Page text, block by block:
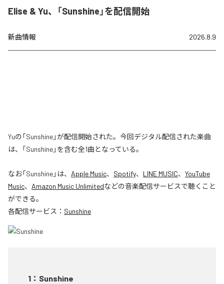
Elise & Yu、「Sunshine」を配信開始
新曲情報 2026.8.9
Yuの「Sunshine」が配信開始された。今回デジタル配信された楽曲
は、「Sunshine」を含む全1曲となっている。
なお「Sunshine」は、 Apple Music、 Spotify、 LINE MUSIC、 YouTube
Music、 Amazon Music Unlimitedなどの音楽配信サービスで聴くこと
ができる。
各配信サービス： Sunshine
1 ： Sunshine